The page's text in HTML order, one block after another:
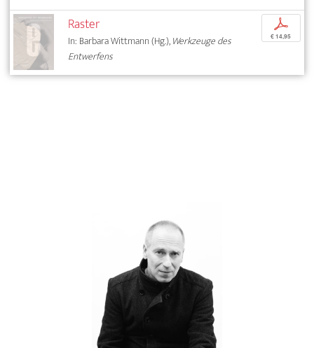
Raster
In: Barbara Wittmann (Hg.),Werkzeuge des
Entwerfens
p
€ 14,95